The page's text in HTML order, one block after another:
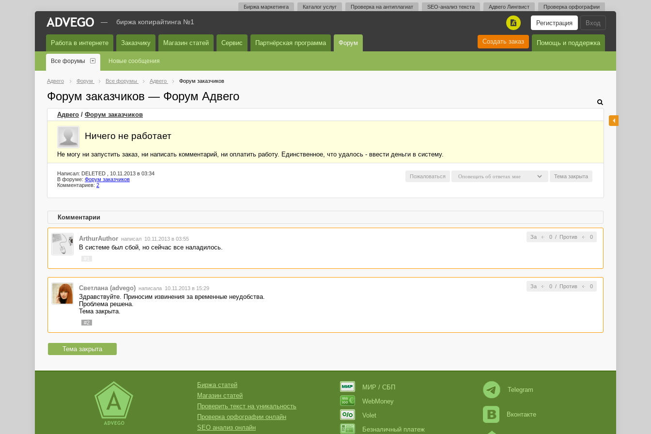
Биржа маркетинга Каталог услуг Проверка на антиплагиат SEO-анализ текста Адвего Лингвист Проверка орфографии
Вход
Регистрация
A
— биржа копирайтинга №1
Работа в интернете Заказчику Магазин статей Сервис Партнёрская программа Форум Помощь и поддержка
Создать заказ
Все форумы Новые сообщения
Адвего Форум Все форумы Адвего Форум заказчиков
Форум заказчиков — Форум Адвего
Адвего / Форум заказчиков
Ничего не работает
Не могу ни запустить заказ, ни написать комментарий, ни оплатить работу. Единственное, что удалось - ввести деньги в систему.
Тема закрыта
Пожаловаться
Написал: DELETED , 10.11.2013 в 03:34
В форуме: Форум заказчиков
Комментариев: 2
Комментарии
За 0/ Против 0
ArthurAuthor написал 10.11.2013 в 03:55
В системе был сбой, но сейчас все наладилось.
За 0/ Против 0
Светлана (advego) написала 10.11.2013 в 15:29
Здравствуйте. Приносим извинения за временные неудобства.
Проблема решена.
Тема закрыта.
#2
Тема закрыта
Биржа статей
Магазин статей
Проверить текст на уникальность
Проверка орфографии онлайн
SEO анализ онлайн
МИР / СБП
WebMoney
Volet
Безналичный платеж
Telegram
Вконтакте